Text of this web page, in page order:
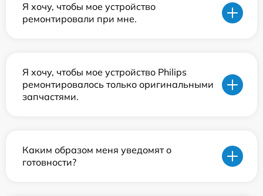
Я хочу, чтобы мое устройство
ремонтировали при мне.
Я хочу, чтобы мое устройство Philips
ремонтировалось только оригинальными
запчастями.
Каким образом меня уведомят о
готовности?